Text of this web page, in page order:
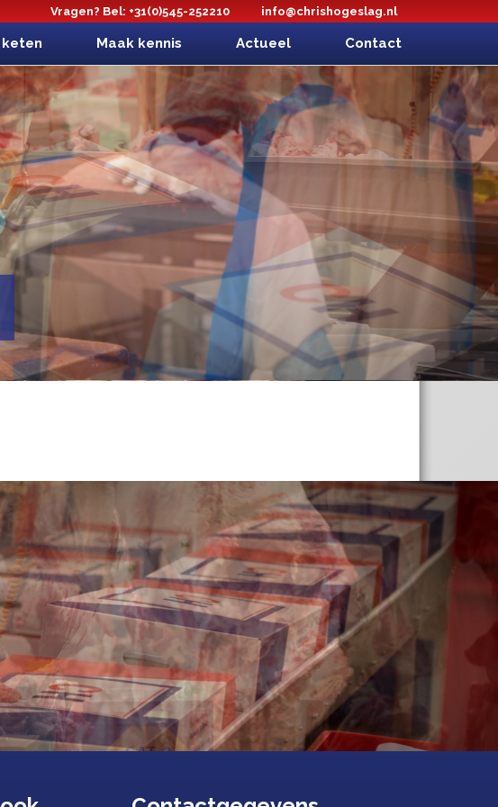
Vragen? Bel: +31(0)545-252210 info@chrishogeslag.nl
keten Maak kennis Actueel Contact